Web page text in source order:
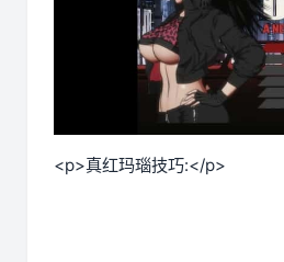
<p>真红玛瑙技巧:</p>